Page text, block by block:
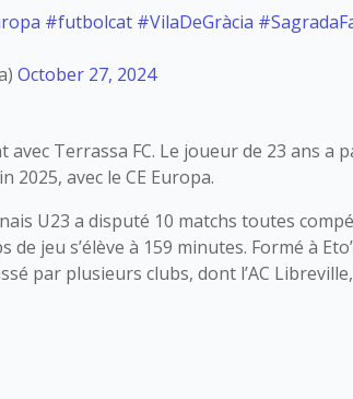
#futbolcat #VilaDeGràcia
October 27, 2024
Terrassa FC. Le joueur de 23 ans a
2025, avec le CE Europa.
U23 a disputé 10 matchs toutes
jeu s’élève à 159 minutes. Formé à
par plusieurs clubs, dont l’AC